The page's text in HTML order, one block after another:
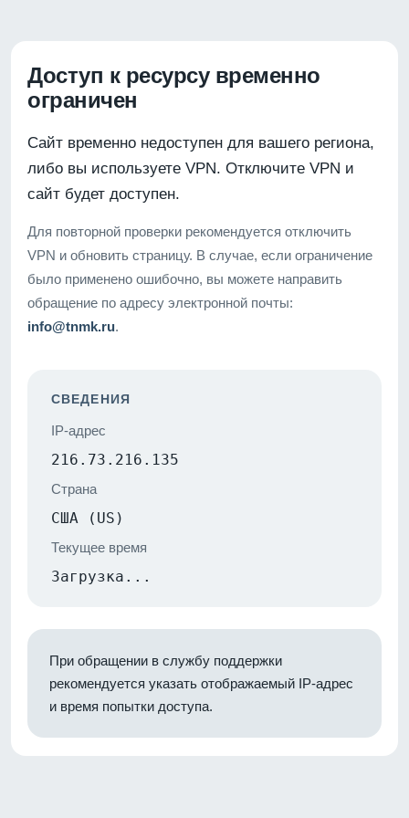
Доступ к ресурсу временно
ограничен
Сайт временно недоступен для вашего региона,
либо вы используете VPN. Отключите VPN и
сайт будет доступен.
Для повторной проверки рекомендуется отключить
VPN и обновить страницу. В случае, если ограничение
было применено ошибочно, вы можете направить
обращение по адресу электронной почты:
info@tnmk.ru.
СВЕДЕНИЯ
IP-адрес
216.73.216.135
Страна
США (US)
Текущее время
Загрузка...
При обращении в службу поддержки
рекомендуется указать отображаемый IP-адрес
и время попытки доступа.